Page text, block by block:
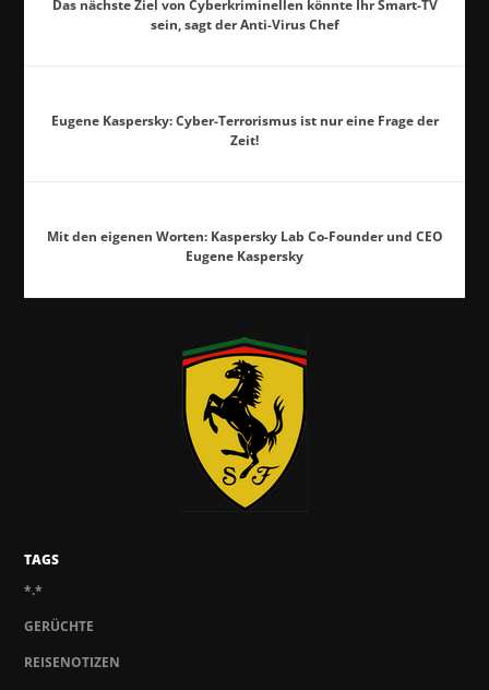
Das nächste Ziel von Cyberkriminellen könnte Ihr Smart-TV
sein, sagt der Anti-Virus Chef
Eugene Kaspersky: Cyber-Terrorismus ist nur eine Frage der
Zeit!
Mit den eigenen Worten: Kaspersky Lab Co-Founder und CEO
Eugene Kaspersky
TAGS
*.*
GERÜCHTE
REISENOTIZEN